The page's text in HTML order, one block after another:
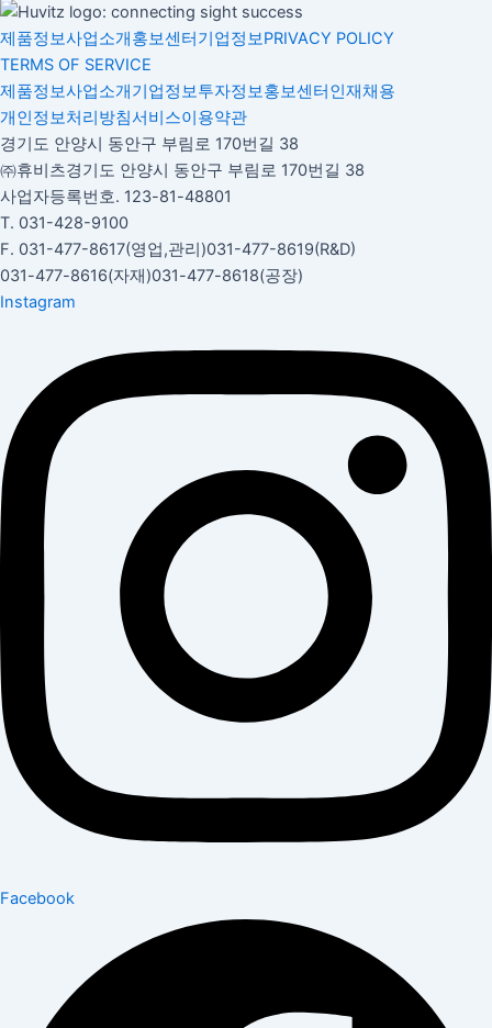
제품정보사업소개홍보센터기업정보PRIVACY POLICY
TERMS OF SERVICE
제품정보사업소개기업정보투자정보홍보센터인재채용
개인정보처리방침서비스이용약관
경기도 안양시 동안구 부림로 170번길 38
㈜휴비츠경기도 안양시 동안구 부림로 170번길 38
사업자등록번호. 123-81-48801
T. 031-428-9100
F. 031-477-8617(영업,관리)031-477-8619(R&D)
031-477-8616(자재)​031-477-8618(공장)​
Instagram
Facebook